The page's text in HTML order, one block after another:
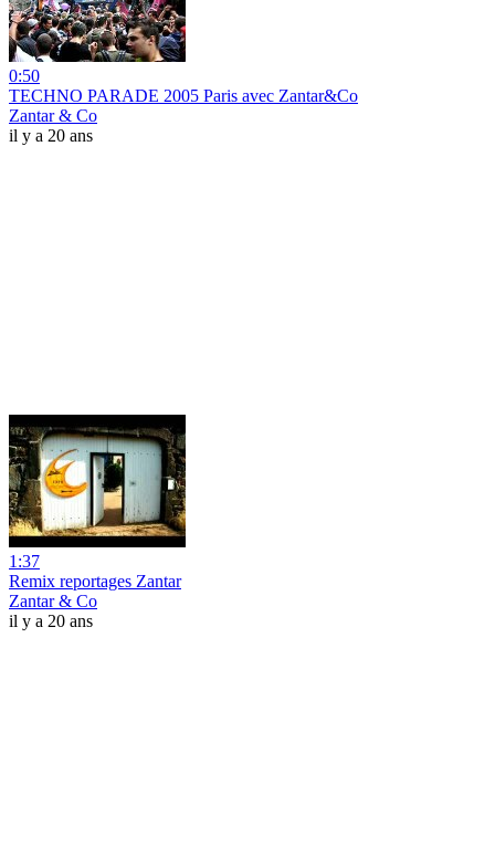
0:50
TECHNO PARADE 2005 Paris avec Zantar&Co
Zantar & Co
il y a 20 ans
1:37
Remix reportages Zantar
Zantar & Co
il y a 20 ans